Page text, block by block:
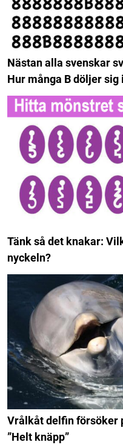
Nästan alla svenskar
Hur många B döljer sig
Tänk så det knakar:
nyckeln?
Vrålkåt delfin försöker
”Helt knäpp”